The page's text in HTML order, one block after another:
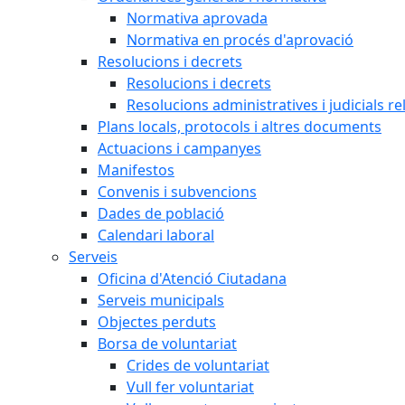
Normativa aprovada
Normativa en procés d'aprovació
Resolucions i decrets
Resolucions i decrets
Resolucions administratives i judicials
Plans locals, protocols i altres documents
Actuacions i campanyes
Manifestos
Convenis i subvencions
Dades de població
Calendari laboral
Serveis
Oficina d'Atenció Ciutadana
Serveis municipals
Objectes perduts
Borsa de voluntariat
Crides de voluntariat
Vull fer voluntariat